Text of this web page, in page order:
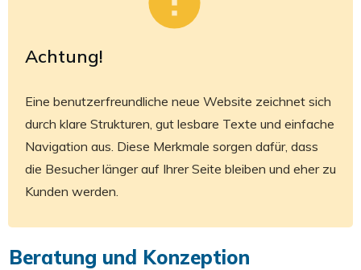
Achtung!
Eine benutzerfreundliche neue Website zeichnet sich
durch klare Strukturen, gut lesbare Texte und einfache
Navigation aus. Diese Merkmale sorgen dafür, dass
die Besucher länger auf Ihrer Seite bleiben und eher zu
Kunden werden.
Beratung und Konzeption